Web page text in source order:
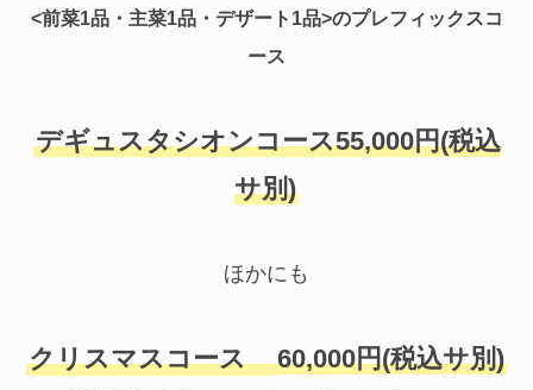
<前菜1品・主菜1品・デザート1品>のプレフィックスコ
ース
デギュスタシオンコース55,000円(税込
サ別)
ほかにも
クリスマスコース60,000円(税込サ別)